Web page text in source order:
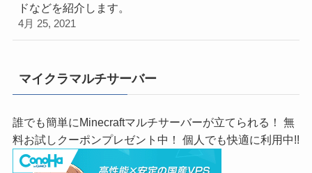
ドなどを紹介します。
4月 25, 2021
マイクラマルチサーバー
誰でも簡単にMinecraftマルチサーバーが立てられる！ 無
料お試しクーポンプレゼント中！ 個人でも快適に利用中!!